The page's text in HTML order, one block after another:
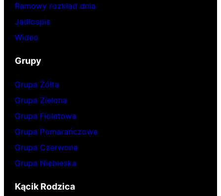
Ramowy rozkład dnia
Jadłospis
Wideo
Grupy
Grupa Żółta
Grupa Zielona
Grupa Fioletowa
Grupa Pomarańczowa
Grupa Czerwona
Grupa Niebieska
Kącik Rodzica